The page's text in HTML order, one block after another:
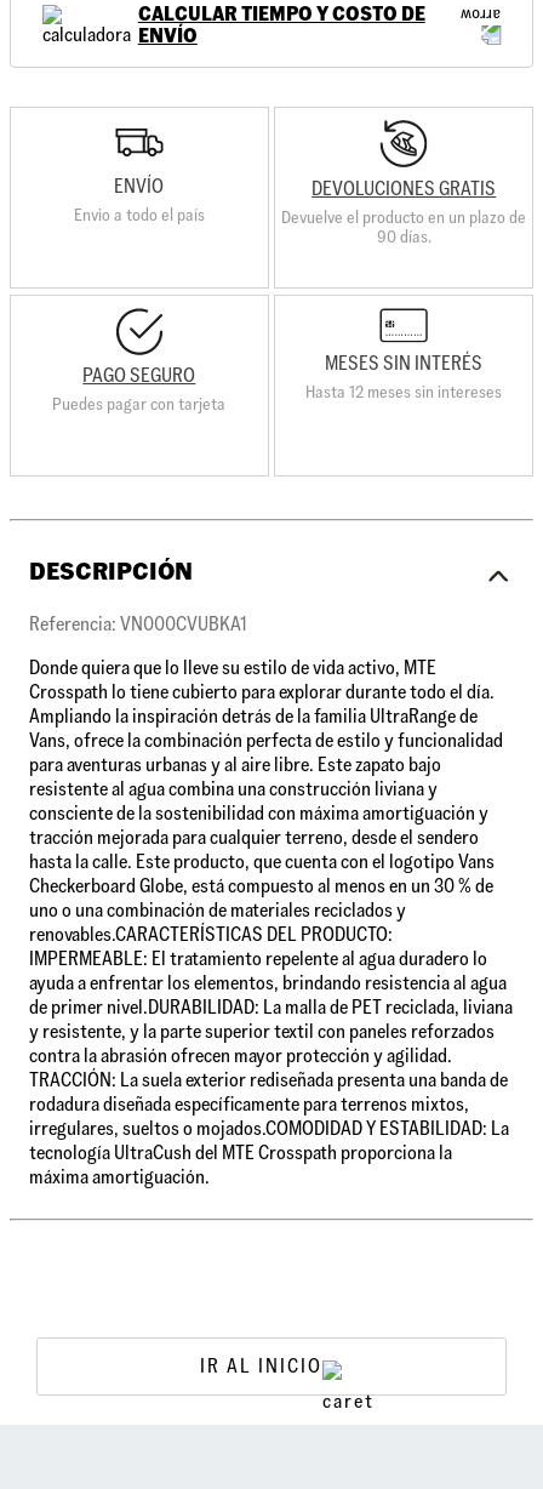
CALCULAR TIEMPO Y COSTO DE
ENVÍO
ENVÍO
Envio a todo el país
DEVOLUCIONES GRATIS
Devuelve el producto en un plazo de
90 días.
PAGO SEGURO
Puedes pagar con tarjeta
MESES SIN INTERÉS
Hasta 12 meses sin intereses
DESCRIPCIÓN
Referencia: VN000CVUBKA1
Donde quiera que lo lleve su estilo de vida activo, MTE
Crosspath lo tiene cubierto para explorar durante todo el día.
Ampliando la inspiración detrás de la familia UltraRange de
Vans, ofrece la combinación perfecta de estilo y funcionalidad
para aventuras urbanas y al aire libre. Este zapato bajo
resistente al agua combina una construcción liviana y
consciente de la sostenibilidad con máxima amortiguación y
tracción mejorada para cualquier terreno, desde el sendero
hasta la calle. Este producto, que cuenta con el logotipo Vans
Checkerboard Globe, está compuesto al menos en un 30 % de
uno o una combinación de materiales reciclados y
renovables.CARACTERÍSTICAS DEL PRODUCTO:
IMPERMEABLE: El tratamiento repelente al agua duradero lo
ayuda a enfrentar los elementos, brindando resistencia al agua
de primer nivel.DURABILIDAD: La malla de PET reciclada, liviana
y resistente, y la parte superior textil con paneles reforzados
contra la abrasión ofrecen mayor protección y agilidad.
TRACCIÓN: La suela exterior rediseñada presenta una banda de
rodadura diseñada específicamente para terrenos mixtos,
irregulares, sueltos o mojados.COMODIDAD Y ESTABILIDAD: La
tecnología UltraCush del MTE Crosspath proporciona la
máxima amortiguación.
IR AL INICIO